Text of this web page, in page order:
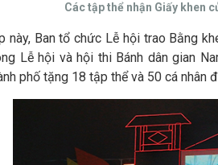
Các tập thể nhận Giấy khen
này, Ban tổ chức Lễ hội trao Bằng
Lễ hội và hội thi Bánh dân gian
phố tặng 18 tập thể và 50 cá nhân